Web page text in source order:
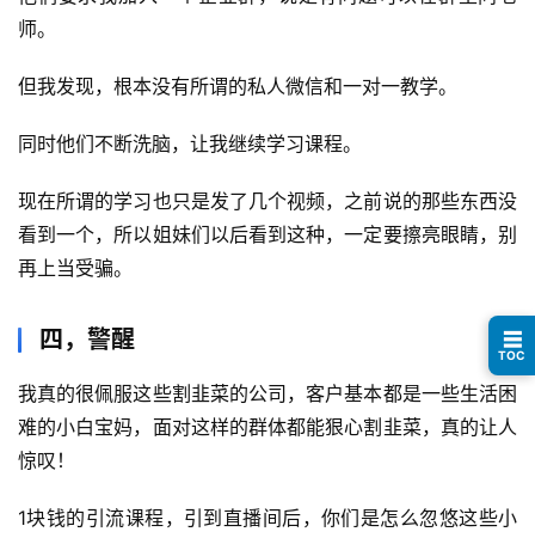
快
讯
眼
例
避
南
运
营
百
师。
但我发现，根本没有所谓的私人微信和一对一教学。
同时他们不断洗脑，让我继续学习课程。
现在所谓的学习也只是发了几个视频，之前说的那些东西没
看到一个，所以姐妹们以后看到这种，一定要擦亮眼睛，别
再上当受骗。
四，警醒
我真的很佩服这些割韭菜的公司，客户基本都是一些生活困
难的小白宝妈，面对这样的群体都能狠心割韭菜，真的让人
惊叹！
1块钱的引流课程，引到直播间后，你们是怎么忽悠这些小
☰
TOC